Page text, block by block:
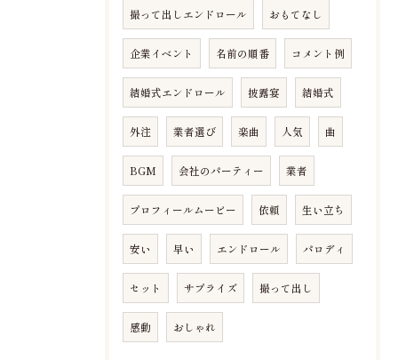
撮って出しエンドロール おもてなし
企業イベント 名前の順番 コメント例
結婚式エンドロール 披露宴 結婚式
外注 業者選び 楽曲 人気 曲
BGM 会社のパーティー 業者
プロフィールムービー 依頼 生い立ち
安い 早い エンドロール パロディ
セット サプライズ 撮って出し
感動 おしゃれ